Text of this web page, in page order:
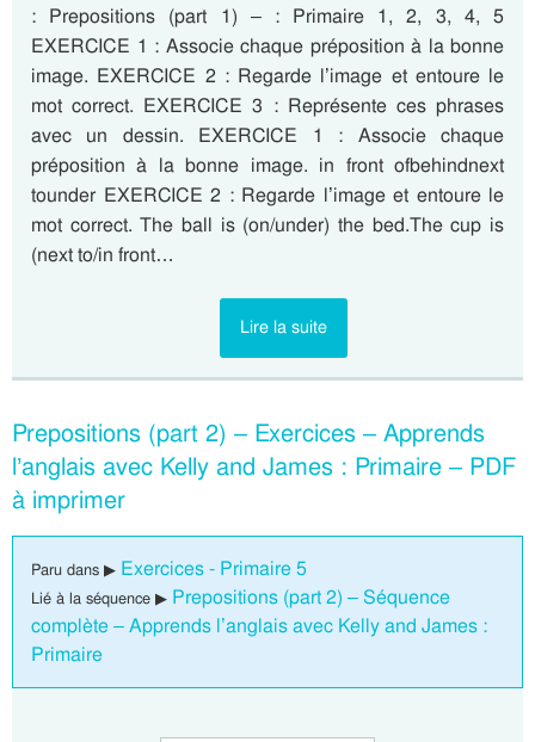
: Prepositions (part 1) – : Primaire 1, 2, 3, 4, 5
EXERCICE 1 : Associe chaque préposition à la bonne
image. EXERCICE 2 : Regarde l’image et entoure le
mot correct. EXERCICE 3 : Représente ces phrases
avec un dessin. EXERCICE 1 : Associe chaque
préposition à la bonne image. in front ofbehindnext
tounder EXERCICE 2 : Regarde l’image et entoure le
mot correct. The ball is (on/under) the bed.The cup is
(next to/in front…
Lire la suite
Prepositions (part 2) – Exercices – Apprends
l’anglais avec Kelly and James : Primaire – PDF
à imprimer
Paru dans ▶ Exercices - Primaire 5
Lié à la séquence ▶ Prepositions (part 2) – Séquence
complète – Apprends l’anglais avec Kelly and James :
Primaire